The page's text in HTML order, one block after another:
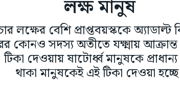
লক্ষ মানুষ
লক্ষের বেশি প্রাপ্তবয়স্ককে অ্যাডাল্ট
কোনও সদস্য অতীতে যক্ষ্মায়
দেওয়ায় ষাটোর্ধ্ব মানুষকে
থাকা মানুষকেই এই টিকা দেওয়া